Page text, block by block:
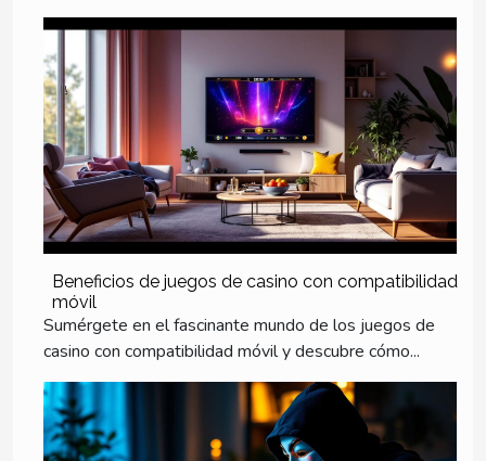
Beneficios de juegos de casino con compatibilidad
móvil
Sumérgete en el fascinante mundo de los juegos de
casino con compatibilidad móvil y descubre cómo...